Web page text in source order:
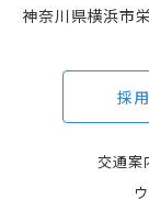
神奈川県横浜市
採
交通案